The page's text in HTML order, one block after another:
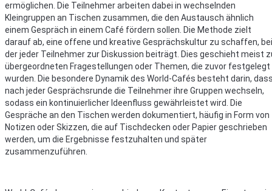
ermöglichen. Die Teilnehmer arbeiten dabei in wechselnden
Kleingruppen an Tischen zusammen, die den Austausch ähnlich
einem Gespräch in einem Café fördern sollen. Die Methode zielt
darauf ab, eine offene und kreative Gesprächskultur zu schaffen, bei
der jeder Teilnehmer zur Diskussion beiträgt. Dies geschieht meist
übergeordneten Fragestellungen oder Themen, die zuvor festgelegt
wurden. Die besondere Dynamik des World-Cafés besteht darin,
nach jeder Gesprächsrunde die Teilnehmer ihre Gruppen wechseln,
sodass ein kontinuierlicher Ideenfluss gewährleistet wird. Die
Gespräche an den Tischen werden dokumentiert, häufig in Form von
Notizen oder Skizzen, die auf Tischdecken oder Papier geschrieben
werden, um die Ergebnisse festzuhalten und später
zusammenzuführen.